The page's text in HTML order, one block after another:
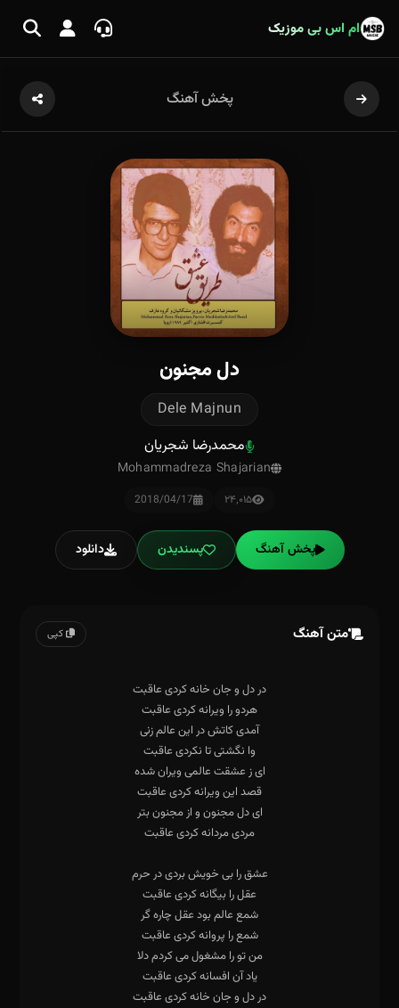
ام اس بی موزیک
پخش آهنگ
دل مجنون
Dele Majnun
محمدرضا شجریان
Mohammadreza Shajarian
۲۴٬۰۱۵ 2018/04/17
پخش آهنگ پسندیدن دانلود
متن آهنگ کپی